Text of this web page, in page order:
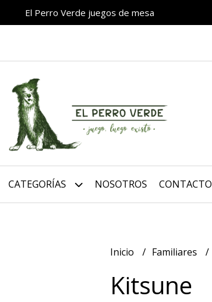
El Perro Verde juegos de mesa
CATEGORÍAS NOSOTROS CONTACTO
Inicio Familiares
Kitsune